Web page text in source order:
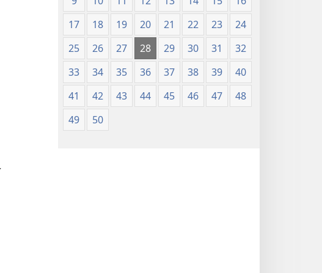
17
18 19 20 21 22 23
24
25
26 27 28 29 30 31
32
33
34 35 36 37 38 39
40
41
42 43 44 45 46 47
48
49
50